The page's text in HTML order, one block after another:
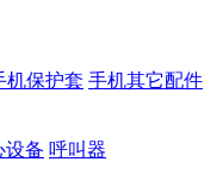
机保护套 手机其它配件
设备 呼叫器